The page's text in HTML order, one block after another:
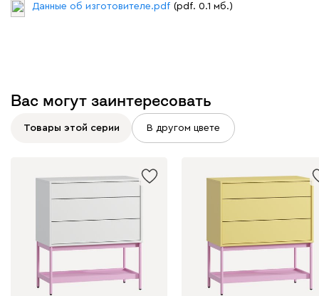
Данные об изготовителе.pdf (pdf. 0.1 мб.)
Вас могут заинтересовать
Товары этой серии В другом цвете